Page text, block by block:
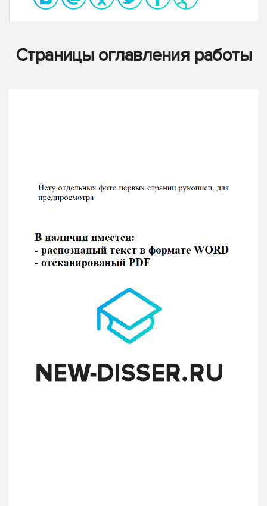
Страницы оглавления работы